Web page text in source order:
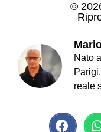
©
Nato
reale